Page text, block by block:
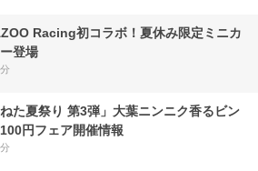
Racing初コラボ！夏休み限定ミニカ
登場
た夏祭り 第3弾」大葉ニンニク香るビン
円フェア開催情報